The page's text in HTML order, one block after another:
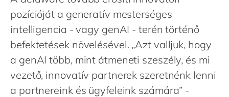
Philippines
Singapore
Switzerland
UK & Ireland
USA & Canada
pozícióját a generatív mesterséges
intelligencia - vagy genAI - terén történő
befektetések növelésével. „Azt valljuk, hogy
a genAI több, mint átmeneti szeszély, és mi
vezető, innovatív partnerek szeretnénk lenni
a partnereink és ügyfeleink számára” -